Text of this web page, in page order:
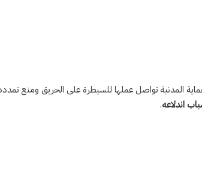
المدنية تواصل عملها للسيطرة على الحريق ومنع
اندلاعه.